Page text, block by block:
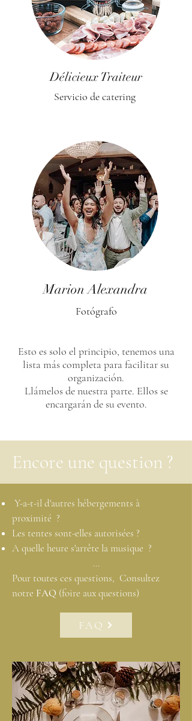
Délicieux Traiteur
Servicio de catering
Marion Alexandra
Fotógrafo
Esto es solo el principio, tenemos una
lista más completa para facilitar su
organización.
Llámelos de nuestra parte. Ellos se
encargarán de su evento.
Encore une question ?
Y-a-t-il d'autres hébergements à
proximité ?
Les tentes sont-elles autorisées ?
A quelle heure s'arrête la musique ?
...
Pour toutes ces questions, Consultez
notre FAQ (foire aux questions)
FAQ